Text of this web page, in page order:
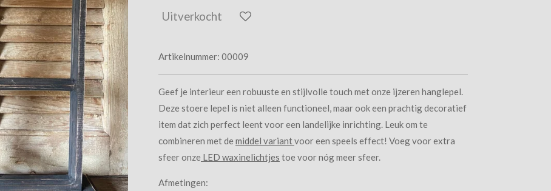
Uitverkocht
Artikelnummer: 00009
Geef je interieur een robuuste en stijlvolle touch met onze ijzeren hanglepel.
Deze stoere lepel is niet alleen functioneel, maar ook een prachtig decoratief
item dat zich perfect leent voor een landelijke inrichting. Leuk om te
combineren met de middel variantvoor een speels effect! Voeg voor extra
sfeer onze LED waxinelichtjes toe voor nóg meer sfeer.
Afmetingen: